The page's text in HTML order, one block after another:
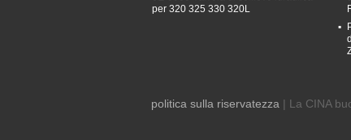
per 320 325 330 320L
politica sulla riservatezza | La CINA